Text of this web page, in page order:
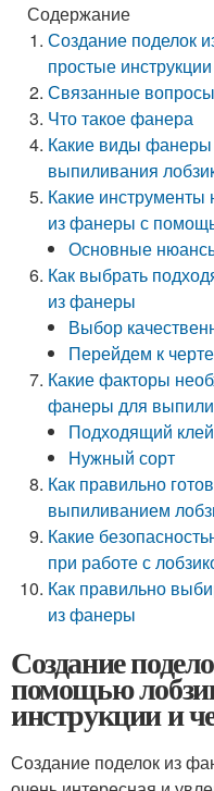
Содержание
Создание поделок
простые
Связанные
Что такое фанера
Какие виды фанеры
выпиливания
Какие
из фанеры с
Основные
Как выбрать
из фанеры
Выбор
Перейдем к
Какие факторы
фанеры для
Подходящий клей
Нужный сорт
Как правильно
выпиливанием
Какие
при работе с
Как правильно
из фанеры
Создание
помощью
инструкции и
Создание поделок из